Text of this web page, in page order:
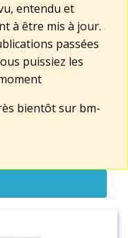
entendu et
à être mis à jour.
passées
puissiez les
bientôt sur bm-